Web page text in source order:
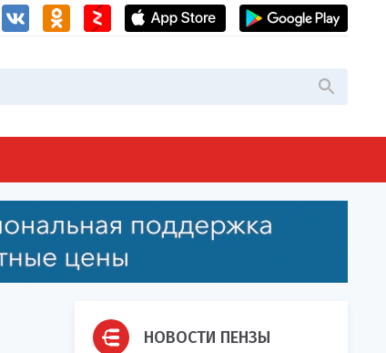
НОВОСТИ ПЕНЗЫ